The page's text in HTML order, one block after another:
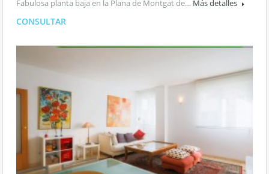
Fabulosa planta baja en la Plana de Montgat de… Más detalles
CONSULTAR